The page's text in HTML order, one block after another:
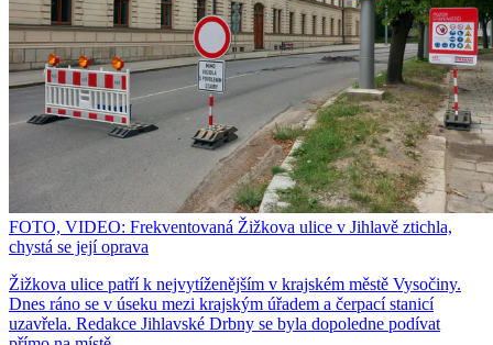
FOTO, VIDEO: Frekventovaná Žižkova ulice v Jihlavě ztichla,
chystá se její oprava
Žižkova ulice patří k nejvytíženějším v krajském městě Vysočiny.
Dnes ráno se v úseku mezi krajským úřadem a čerpací stanicí
uzavřela. Redakce Jihlavské Drbny se byla dopoledne podívat